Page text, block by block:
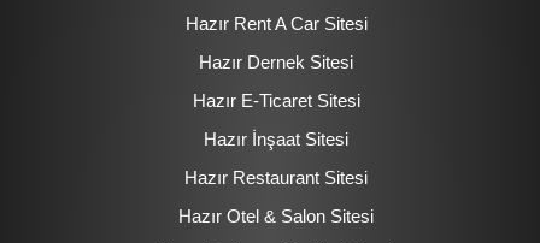
Hazır Rent A Car Sitesi
Hazır Dernek Sitesi
Hazır E-Ticaret Sitesi
Hazır İnşaat Sitesi
Hazır Restaurant Sitesi
Hazır Otel & Salon Sitesi